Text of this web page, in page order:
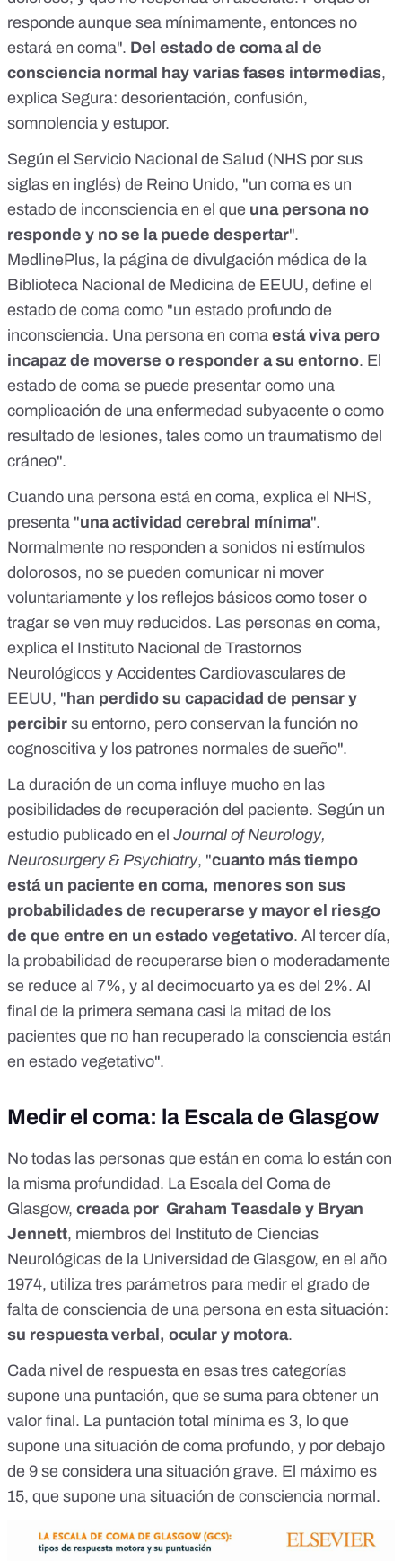
responde aunque sea mínimamente, entonces no
estará en coma". Del estado de coma al de
consciencia normal hay varias fases intermedias,
explica Segura: desorientación, confusión,
somnolencia y estupor.
Según el Servicio Nacional de Salud (NHS por sus
siglas en inglés) de Reino Unido, "un coma es un
estado de inconsciencia en el que una persona no
responde y no se la puede despertar".
MedlinePlus, la página de divulgación médica de la
Biblioteca Nacional de Medicina de EEUU, define el
estado de coma como "un estado profundo de
inconsciencia. Una persona en coma está viva pero
incapaz de moverse o responder a su entorno. El
estado de coma se puede presentar como una
complicación de una enfermedad subyacente o como
resultado de lesiones, tales como un traumatismo del
cráneo".
Cuando una persona está en coma, explica el NHS,
presenta "una actividad cerebral mínima".
Normalmente no responden a sonidos ni estímulos
dolorosos, no se pueden comunicar ni mover
voluntariamente y los reflejos básicos como toser o
tragar se ven muy reducidos. Las personas en coma,
explica el Instituto Nacional de Trastornos
Neurológicos y Accidentes Cardiovasculares de
EEUU, " han perdido su capacidad de pensar y
percibir su entorno, pero conservan la función no
cognoscitiva y los patrones normales de sueño".
La duración de un coma influye mucho en las
posibilidades de recuperación del paciente. Según un
estudio publicado en el Journal of Neurology,
Neurosurgery & Psychiatry, "cuanto más tiempo
está un paciente en coma, menores son sus
probabilidades de recuperarse y mayor el riesgo
de que entre en un estado vegetativo. Al tercer día,
la probabilidad de recuperarse bien o moderadamente
se reduce al 7%, y al decimocuarto ya es del 2%. Al
final de la primera semana casi la mitad de los
pacientes que no han recuperado la consciencia están
en estado vegetativo".
Medir el coma: la Escala de Glasgow
No todas las personas que están en coma lo están con
la misma profundidad. La Escala del Coma de
Glasgow, creada por Graham Teasdale y Bryan
Jennett, miembros del Instituto de Ciencias
Neurológicas de la Universidad de Glasgow, en el año
1974, utiliza tres parámetros para medir el grado de
falta de consciencia de una persona en esta situación:
su respuesta verbal, ocular y motora.
Cada nivel de respuesta en esas tres categorías
supone una puntación, que se suma para obtener un
valor final. La puntación total mínima es 3, lo que
supone una situación de coma profundo, y por debajo
de 9 se considera una situación grave. El máximo es
15, que supone una situación de consciencia normal.